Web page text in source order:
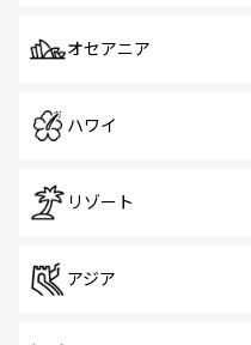
オセアニア
ハワイ
リゾート
アジア